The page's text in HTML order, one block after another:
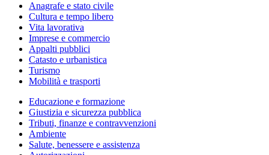
Anagrafe e stato civile
Cultura e tempo libero
Vita lavorativa
Imprese e commercio
Appalti pubblici
Catasto e urbanistica
Turismo
Mobilità e trasporti
Educazione e formazione
Giustizia e sicurezza pubblica
Tributi, finanze e contravvenzioni
Ambiente
Salute, benessere e assistenza